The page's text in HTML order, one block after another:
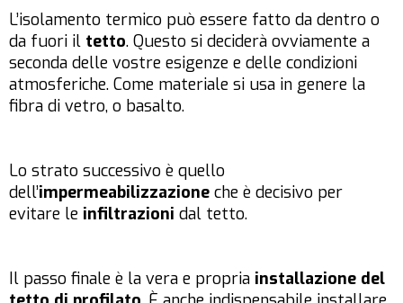
L’isolamento termico può essere fatto da dentro o
da fuori il tetto. Questo si deciderà ovviamente a
seconda delle vostre esigenze e delle condizioni
atmosferiche. Come materiale si usa in genere la
fibra di vetro, o basalto.
Lo strato successivo è quello
dell’impermeabilizzazione che è decisivo per
evitare le infiltrazioni dal tetto.
Il passo finale è la vera e propria installazione del